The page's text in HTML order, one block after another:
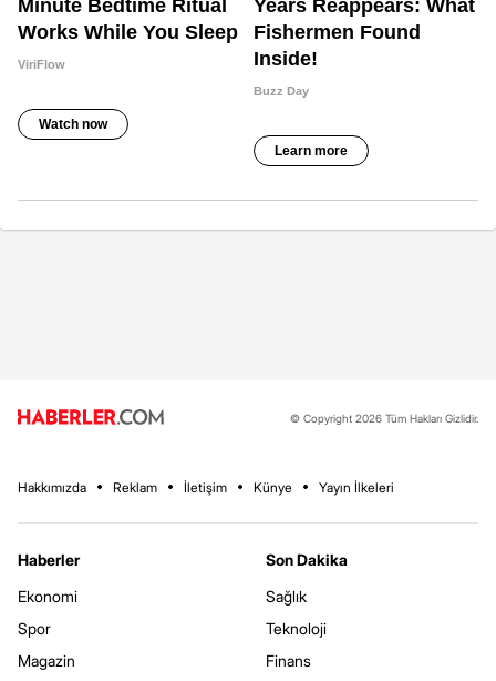
© Copyright 2026 Tüm Hakları Gizlidir.
Hakkımızda Reklam İletişim Künye Yayın İlkeleri
Haberler
Ekonomi
Spor
Magazin
Son Dakika
Sağlık
Teknoloji
Finans